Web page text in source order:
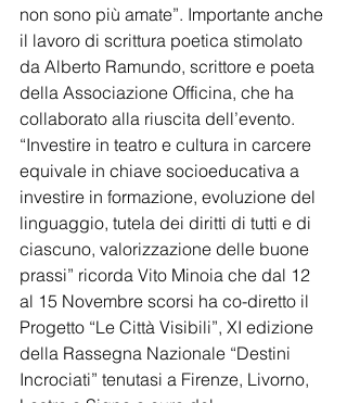
non sono più amate”. Importante anche
il lavoro di scrittura poetica stimolato
da Alberto Ramundo, scrittore e poeta
della Associazione Officina, che ha
collaborato alla riuscita dell’evento.
“Investire in teatro e cultura in carcere
equivale in chiave socioeducativa a
investire in formazione, evoluzione del
linguaggio, tutela dei diritti di tutti e di
ciascuno, valorizzazione delle buone
prassi” ricorda Vito Minoia che dal 12
al 15 Novembre scorsi ha co-diretto il
Progetto “Le Città Visibili”, XI edizione
della Rassegna Nazionale “Destini
Incrociati” tenutasi a Firenze, Livorno,